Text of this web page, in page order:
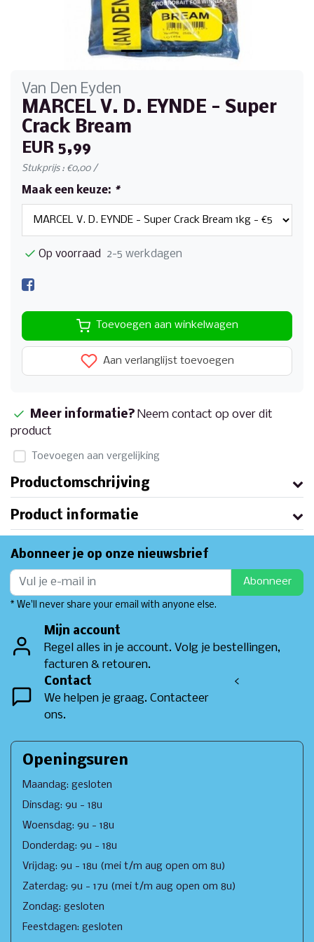
Van Den Eyden
MARCEL V. D. EYNDE - Super
Crack Bream
EUR 5,99
Stukprijs : €0,00 /
Maak een keuze: *
Op voorraad 2-5 werkdagen
Toevoegen aan winkelwagen
Aan verlanglijst toevoegen
Meer informatie? Neem contact op over dit
product
Toevoegen aan vergelijking
Productomschrijving
Product informatie
Abonneer je op onze nieuwsbrief
Abonneer
* We'll never share your email with anyone else.
Mijn account
Regel alles in je account. Volg je bestellingen,
facturen & retouren.
Contact
We helpen je graag. Contacteer
ons.
<
Openingsuren
Maandag: gesloten
Dinsdag: 9u - 18u
Woensdag: 9u - 18u
Donderdag: 9u - 18u
Vrijdag: 9u - 18u (mei t/m aug open om 8u)
Zaterdag: 9u - 17u (mei t/m aug open om 8u)
Zondag: gesloten
Feestdagen: gesloten